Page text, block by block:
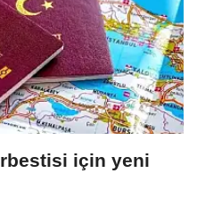
için yeni